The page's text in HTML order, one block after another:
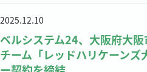
2025.12.10
ベルシステム24、大阪府大
チーム「レッドハリケーン